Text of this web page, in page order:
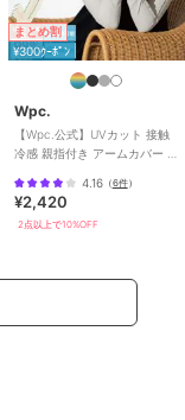
まとめ割
¥300ｸｰﾎﾟﾝ
Wpc.
【Wpc.公式】UVカット 接触
冷感 親指付き アームカバー ロ
4.16（6件）
¥2,420
2点以上で10%OFF